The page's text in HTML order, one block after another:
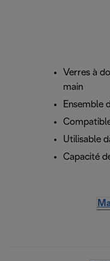
Verres à
main
Ensemble
Utilisable
Capacité